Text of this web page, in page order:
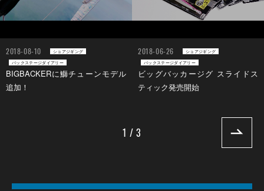
2018-08-10
ショアジギング
バックステージダイアリー
BIGBACKERに鰤チューンモデル
追加！
2018-06-26
ショアジギング
バックステージダイアリー
ビッグバッカージグ スライドス
ティック発売開始
1 / 3